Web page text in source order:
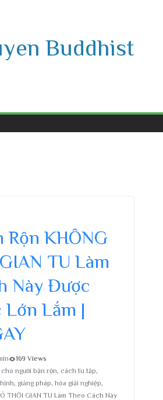
Buddhist
Rộn KHÔNG
TU Làm
Này Được
Lắm |
169 Views
người bận rộn, cách tu tập,
, giảng pháp, hóa giải nghiệp,
THỜI GIAN TU Làm Theo Cách Này